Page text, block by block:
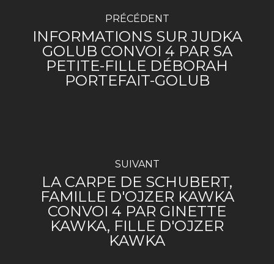
PRÉCÉDENT
INFORMATIONS SUR JUDKA
GOLUB CONVOI 4 PAR SA
PETITE-FILLE DÉBORAH
PORTEFAIT-GOLUB
SUIVANT
LA CARPE DE SCHUBERT,
FAMILLE D'OJZER KAWKA
CONVOI 4 PAR GINETTE
KAWKA, FILLE D'OJZER
KAWKA